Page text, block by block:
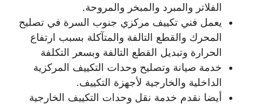
الفلاتر والمبرد والمبخر والمروحة.
يعمل فني تكييف مركزي جنوب السرة في تصليح
المحرك والقطع التالفة والمتآكلة بسبب ارتفاع
الحرارة وتبديل القطع التالفة وبسعر التكلفة
خدمة صيانة وتصليح وحدات التكييف المركزية
الداخلية والخارجية لأجهزة التكييف.
أيضا نقدم خدمة نقل وحدات التكييف الخارجية